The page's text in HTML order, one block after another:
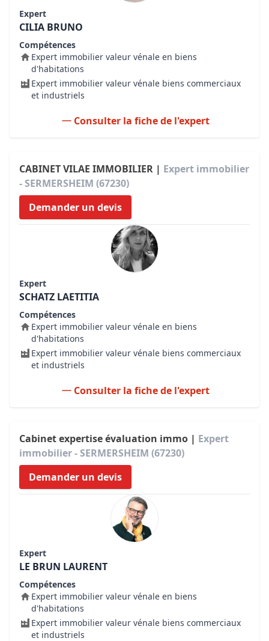
Expert
CILIA BRUNO
Compétences
Expert immobilier valeur vénale en biens
d'habitations
Expert immobilier valeur vénale biens commerciaux
et industriels
Consulter la fiche de l'expert
CABINET VILAE IMMOBILIER | Expert immobilier
- SERMERSHEIM (67230)
Demander un devis
Expert
SCHATZ LAETITIA
Compétences
Expert immobilier valeur vénale en biens
d'habitations
Expert immobilier valeur vénale biens commerciaux
et industriels
Consulter la fiche de l'expert
Cabinet expertise évaluation immo | Expert
immobilier - SERMERSHEIM (67230)
Demander un devis
Expert
LE BRUN LAURENT
Compétences
Expert immobilier valeur vénale en biens
d'habitations
Expert immobilier valeur vénale biens commerciaux
et industriels